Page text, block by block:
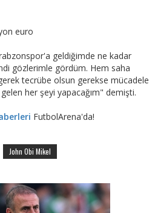
euro
geldiğimde ne kadar
gözlerimle gördüm. Hem saha
tecrübe olsun gerekse mücadele
her şeyi yapacağım" demişti.
FutbolArena'da!
John Obi Mikel